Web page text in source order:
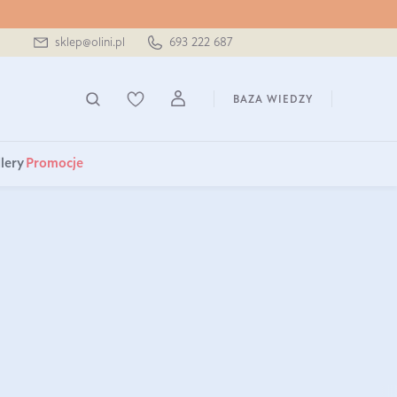
sklep@olini.pl 693 222 687
BAZA WIEDZY
Promocje